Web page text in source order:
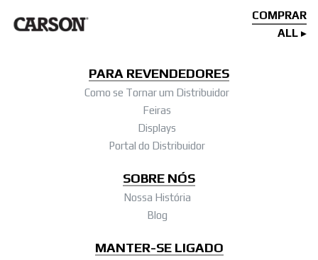
COMPRAR
ALL
PARA REVENDEDORES
Como se Tornar um Distribuidor
Feiras
Displays
Portal do Distribuidor
SOBRE NÓS
Nossa História
Blog
MANTER-SE LIGADO